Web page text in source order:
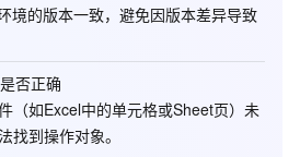
境的版本一致，避免因版本差异导致
否正确
（如Excel中的单元格或Sheet页）未
找到操作对象。